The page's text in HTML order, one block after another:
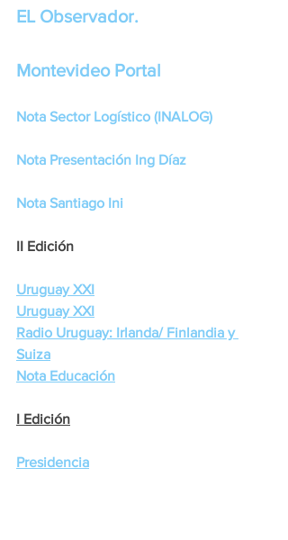
EL Observador.
Montevideo Portal
Nota Sector Logístico (INALOG)
Nota Presentación Ing Díaz
Nota Santiago Ini
II Edición
Uruguay XXI
Uruguay XXI
Radio Uruguay: Irlanda/ Finlandia y
Suiza
Nota Educación
I Edición
Presidencia